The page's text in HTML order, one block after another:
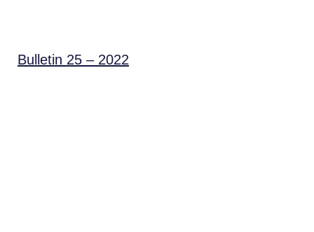
Bulletin 25 – 2022